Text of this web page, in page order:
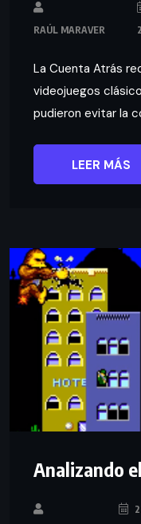
RAÚL MARAVER
La Cuenta Atrás
videojuegos
pudieron evitar la
LEER MÁS
Analizando